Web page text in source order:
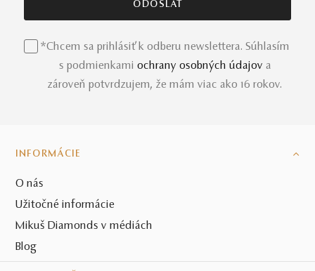
iných farebných kombináciách. K náušniciam dolaďte aj
nádherne prežiari vaše dni aj srdcia.
*Chcem sa prihlásiť k odberu newslettera. Súhlasím
s podmienkami ochrany osobných údajov a
zároveň potvrdzujem, že mám viac ako 16 rokov.
INFORMÁCIE
O nás
Užitočné informácie
Mikuš Diamonds v médiách
Blog